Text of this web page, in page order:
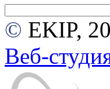
© EKIP,
Веб-